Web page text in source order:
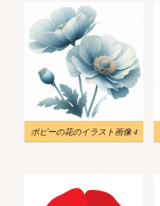
ポピーの花のイラスト画像 4